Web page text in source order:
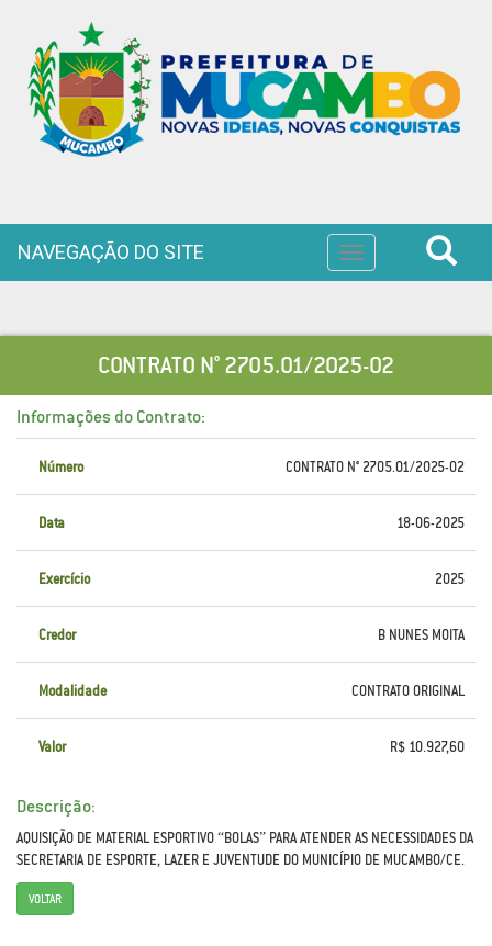
Toggle
navigation
NAVEGAÇÃO DO SITE
CONTRATO N° 2705.01/2025-02
Informações do Contrato:
Número CONTRATO N° 2705.01/2025-02
Data 18-06-2025
Exercício 2025
Credor B NUNES MOITA
Modalidade CONTRATO ORIGINAL
Valor R$ 10.927,60
Descrição:
AQUISIÇÃO DE MATERIAL ESPORTIVO “BOLAS” PARA ATENDER AS NECESSIDADES DA
SECRETARIA DE ESPORTE, LAZER E JUVENTUDE DO MUNICÍPIO DE MUCAMBO/CE.
VOLTAR